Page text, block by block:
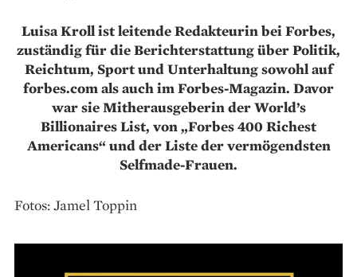
Luisa Kroll ist leitende Redakteurin bei Forbes,
zuständig für die Berichterstattung über Politik,
Reichtum, Sport und Unterhaltung sowohl auf
forbes.com als auch im Forbes-Magazin. Davor
war sie Mitherausgeberin der World’s
Billionaires List, von „Forbes 400 Richest
Americans“ und der Liste der vermögendsten
Selfmade-Frauen.
Fotos: Jamel Toppin